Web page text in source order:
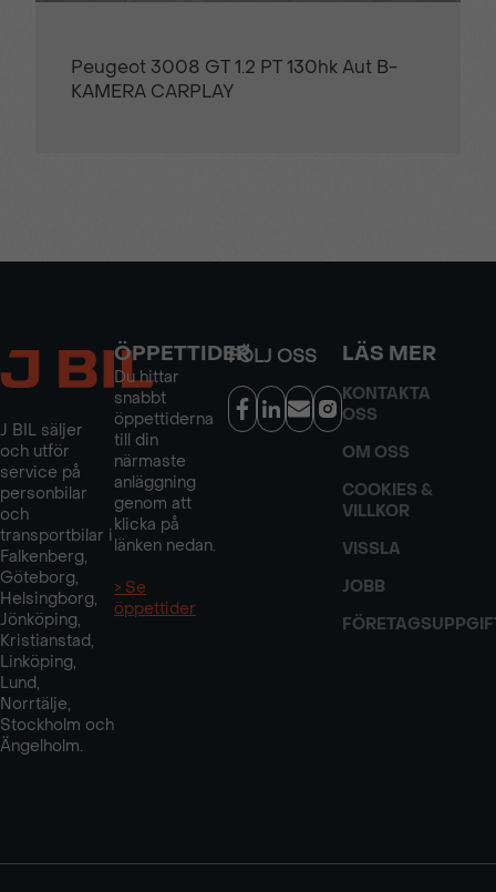
Peugeot 3008 GT 1.2 PT 130hk Aut B-
KAMERA CARPLAY
J BIL säljer
och utför
service på
personbilar
och
transportbilar i
Falkenberg,
Göteborg,
Helsingborg,
Jönköping,
Kristianstad,
Linköping,
Lund,
Norrtälje,
Stockholm och
Ängelholm.
ÖPPETTIDER
Du hittar
snabbt
öppettiderna
till din
närmaste
anläggning
genom att
klicka på
länken nedan.
> Se
öppettider
FÖLJ OSS LÄS MER
KONTAKTA
OSS
OM OSS
COOKIES &
VILLKOR
VISSLA
JOBB